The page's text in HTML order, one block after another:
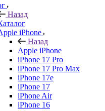
Назад
iPhone
Назад
Apple iPhone
iPhone 17 Pro
iPhone 17 Pro Max
iPhone 17e
iPhone 17
iPhone Air
iPhone 16